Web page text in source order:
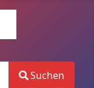
Suchen